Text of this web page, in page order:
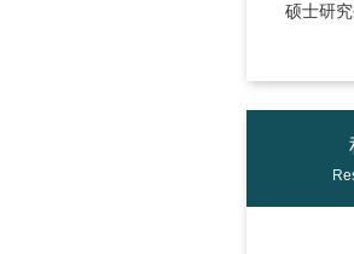
硕士研